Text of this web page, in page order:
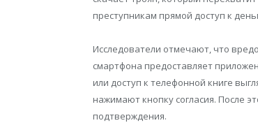
преступникам прямой доступ к
Исследователи отмечают, что
смартфона предоставляет
или доступ к телефонной книге
нажимают кнопку согласия. После
подтверждения.